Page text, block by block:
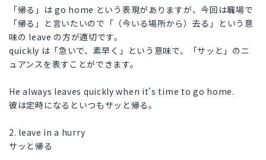
「帰る」は go home という表現がありますが、今回は職場で
「帰る」と言いたいので「（今いる場所から）去る」という意
味の leave の方が適切です。
quickly は「急いで、素早く」という意味で、「サッと」のニ
ュアンスを表すことができます。
He always leaves quickly when it's time to go home.
彼は定時になるといつもサッと帰る。
2. leave in a hurry
サッと帰る